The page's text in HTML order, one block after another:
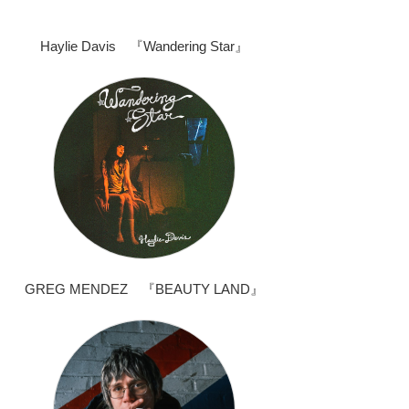
Haylie Davis 『Wandering Star』
GREG MENDEZ 『BEAUTY LAND』